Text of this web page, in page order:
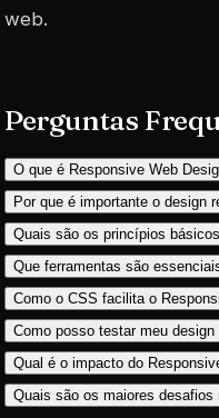
web.
Perguntas
O que é Responsive Web
Por que é importante o design
Quais são os princípios
Que ferramentas são
Como o CSS facilita o
Como posso testar meu design
Qual é o impacto do
Quais são os maiores desafios